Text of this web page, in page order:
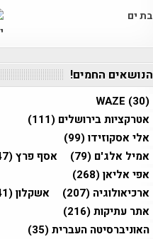
בת ים
הנושאים החמים!
WAZE (30)
אטרקציות בירושלים (111)
אלי אסקוזידו(99)
אמיל אלג'ם (79) אסף פרץ(47)
אפי אליאן(268)
ארכיאולוגיה (207) אשקלון(41)
אתר עתיקות(216)
האוניברסיטה העברית(35)